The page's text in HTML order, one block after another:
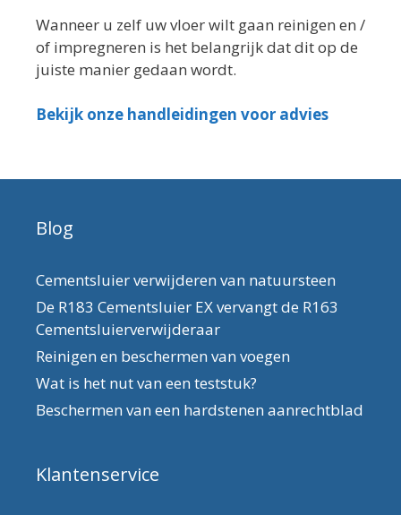
Wanneer u zelf uw vloer wilt gaan reinigen en /
of impregneren is het belangrijk dat dit op de
juiste manier gedaan wordt.
Bekijk onze handleidingen voor advies
Blog
Cementsluier verwijderen van natuursteen
De R183 Cementsluier EX vervangt de R163
Cementsluierverwijderaar
Reinigen en beschermen van voegen
Wat is het nut van een teststuk?
Beschermen van een hardstenen aanrechtblad
Klantenservice